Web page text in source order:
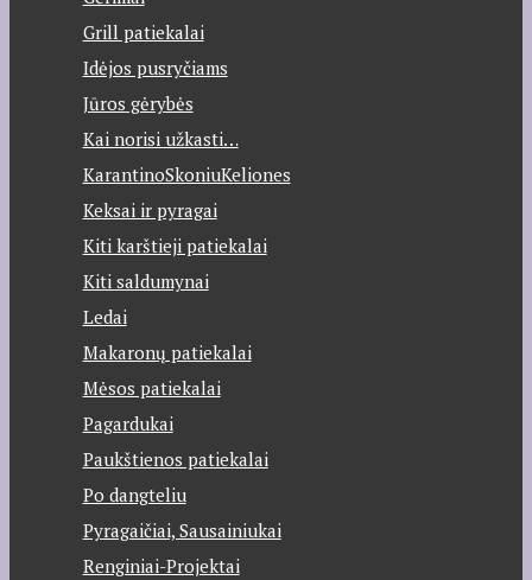
Grill patiekalai
Idėjos pusryčiams
Jūros gėrybės
Kai norisi užkasti…
KarantinoSkoniuKeliones
Keksai ir pyragai
Kiti karštieji patiekalai
Kiti saldumynai
Ledai
Makaronų patiekalai
Mėsos patiekalai
Pagardukai
Paukštienos patiekalai
Po dangteliu
Pyragaičiai, Sausainiukai
Renginiai-Projektai